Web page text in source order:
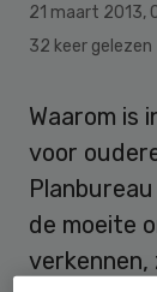
21 maart 2013,
32 keer gelezen
Waarom is
voor
de moeite